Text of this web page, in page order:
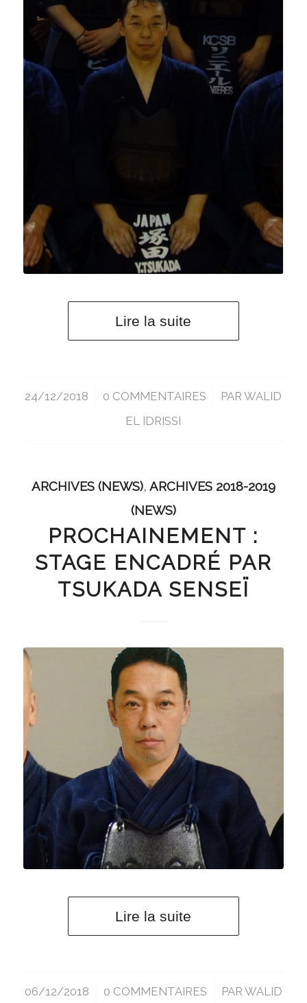
Lire la suite
24/12/2018
/ 0 COMMENTAIRES
/ PARWALID
EL IDRISSI
ARCHIVES (NEWS), ARCHIVES 2018-2019
(NEWS)
PROCHAINEMENT :
STAGE ENCADRÉ PAR
TSUKADA SENSEÏ
Lire la suite
06/12/2018
/ 0 COMMENTAIRES
/ PAR WALID